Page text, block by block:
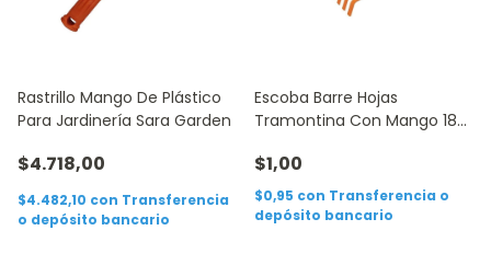
Rastrillo Mango De Plástico
Para Jardinería Sara Garden
$4.718,00
$4.482,10 con Transferencia
o depósito bancario
Escoba Barre Hojas
Tramontina Con Mango 18
$1,00
$0,95 con Transferencia o
depósito bancario